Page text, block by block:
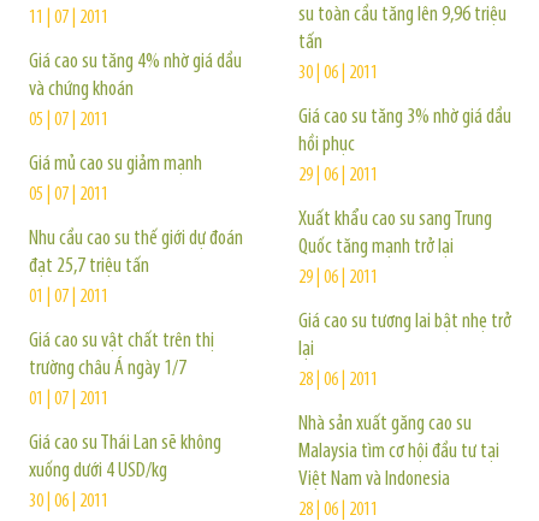
11 | 07 | 2011
Giá cao su tăng 4% nhờ giá dầu
và chứng khoán
05 | 07 | 2011
Giá mủ cao su giảm mạnh
05 | 07 | 2011
Nhu cầu cao su thế giới dự đoán
đạt 25,7 triệu tấn
01 | 07 | 2011
Giá cao su vật chất trên thị
trường châu Á ngày 1/7
01 | 07 | 2011
Giá cao su Thái Lan sẽ không
xuống dưới 4 USD/kg
30 | 06 | 2011
su toàn cầu tăng lên 9,96 triệu
tấn
30 | 06 | 2011
Giá cao su tăng 3% nhờ giá dầu
hồi phục
29 | 06 | 2011
Xuất khẩu cao su sang Trung
Quốc tăng mạnh trở lại
29 | 06 | 2011
Giá cao su tương lai bật nhẹ trở
lại
28 | 06 | 2011
Nhà sản xuất găng cao su
Malaysia tìm cơ hội đầu tư tại
Việt Nam và Indonesia
28 | 06 | 2011